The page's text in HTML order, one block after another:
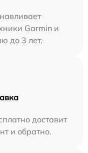
Garmin и
до 3 лет.
доставит
и обратно.